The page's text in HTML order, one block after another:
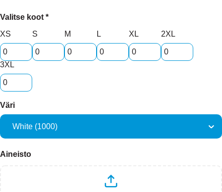
Valitse koot *
XS S M L XL 2XL
3XL
Väri
Aineisto